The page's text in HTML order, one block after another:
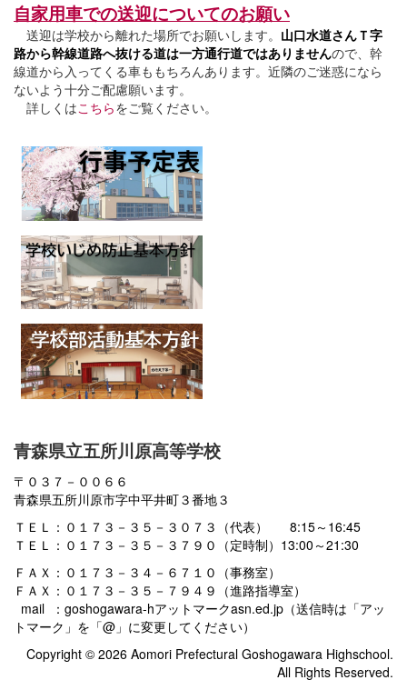
自家用車での送迎についてのお願い
送迎は学校から離れた場所でお願いします。 山口水道さんＴ字
路から幹線道路へ抜ける道は一方通行道ではありませんので、幹
線道から入ってくる車ももちろんあります。近隣のご迷惑になら
ないよう十分ご配慮願います。
詳しくはこちらをご覧ください。
青森県立五所川原高等学校
〒０３７－００６６
青森県五所川原市字中平井町３番地３
ＴＥＬ：０１７３－３５－３０７３（代表） 8:15～16:45
ＴＥＬ：０１７３－３５－３７９０（定時制）13:00～21:30
ＦＡＸ：０１７３－３４－６７１０（事務室）
ＦＡＸ：０１７３－３５－７９４９（進路指導室）
mail ：goshogawara-hアットマークasn.ed.jp（送信時は「アッ
トマーク」を「@」に変更してください）
Copyright © 2026 Aomori Prefectural Goshogawara Highschool.
All Rights Reserved.